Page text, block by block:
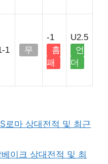
1 무
-1
홈
패
U2.5
언
더
로마 상대전적 및 최근
이크 상대전적 및 최